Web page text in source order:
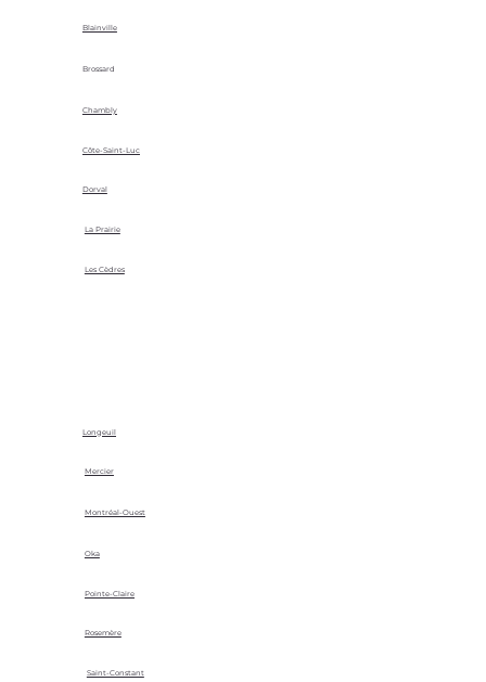
Blainville
Brossard
Chambly
Côte-Saint-Luc
Dorval
La Prairie
Les Cèdres
Longeuil
Mercier
Montréal-Ouest
Oka
Pointe-Claire
Rosemère
Saint-Constant